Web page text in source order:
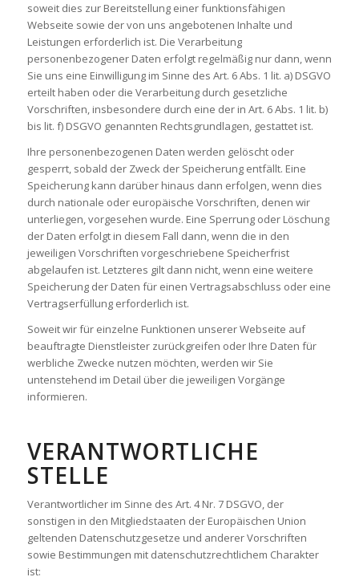
soweit dies zur Bereitstellung einer funktionsfähigen
Webseite sowie der von uns angebotenen Inhalte und
Leistungen erforderlich ist. Die Verarbeitung
personenbezogener Daten erfolgt regelmäßig nur dann, wenn
Sie uns eine Einwilligung im Sinne des Art. 6 Abs. 1 lit. a) DSGVO
erteilt haben oder die Verarbeitung durch gesetzliche
Vorschriften, insbesondere durch eine der in Art. 6 Abs. 1 lit. b)
bis lit. f) DSGVO genannten Rechtsgrundlagen, gestattet ist.
Ihre personenbezogenen Daten werden gelöscht oder
gesperrt, sobald der Zweck der Speicherung entfällt. Eine
Speicherung kann darüber hinaus dann erfolgen, wenn dies
durch nationale oder europäische Vorschriften, denen wir
unterliegen, vorgesehen wurde. Eine Sperrung oder Löschung
der Daten erfolgt in diesem Fall dann, wenn die in den
jeweiligen Vorschriften vorgeschriebene Speicherfrist
abgelaufen ist. Letzteres gilt dann nicht, wenn eine weitere
Speicherung der Daten für einen Vertragsabschluss oder eine
Vertragserfüllung erforderlich ist.
Soweit wir für einzelne Funktionen unserer Webseite auf
beauftragte Dienstleister zurückgreifen oder Ihre Daten für
werbliche Zwecke nutzen möchten, werden wir Sie
untenstehend im Detail über die jeweiligen Vorgänge
informieren.
VERANTWORTLICHE
STELLE
Verantwortlicher im Sinne des Art. 4 Nr. 7 DSGVO, der
sonstigen in den Mitgliedstaaten der Europäischen Union
geltenden Datenschutzgesetze und anderer Vorschriften
sowie Bestimmungen mit datenschutzrechtlichem Charakter
ist: